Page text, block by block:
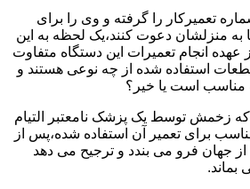
تعمیرکار را گرفته و وی را برای
به منزلشان دعوت کنند،یک لحظه به این
عهده انجام تعمیرات این دستگاه متفاوت
استفاده شده از چه نوعی هستند و
مناسب است یا خیر؟
زخمش توسط یک پزشک نامعتبر التیام
برای تعمیر آن استفاده شده،پس از
جهان فرو می بندد و ترجیح می دهد